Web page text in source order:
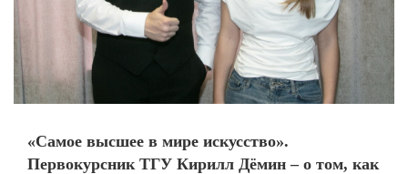
«Самое высшее в мире искусство».
Первокурсник ТГУ Кирилл Дёмин – о том, как